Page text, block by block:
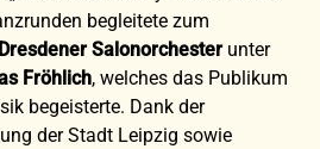
begleitete zum
Dresdener Salonorchesterunter
Fröhlich, welches das Publikum
begeisterte. Dank der
der Stadt Leipzig sowie